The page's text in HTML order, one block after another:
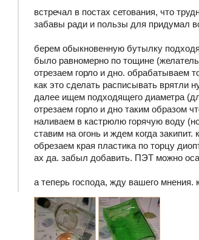
встречал в постах сетования, что
забавы ради и пользы для придумал
берем обыкновенную бутылку
было равномерно по тощине
отрезаем горло и дно. обрабатываем
как это сделать расписывать врятли
далее ищем подходящего диаметра
отрезаем горло и дно таким образом
наливаем в кастрюлю горячую воду
ставим на огонь и ждем когда
обрезаем края пластика по торцу
ах да. забыл добавить. ПЭТ можно
а теперь господа, жду вашего